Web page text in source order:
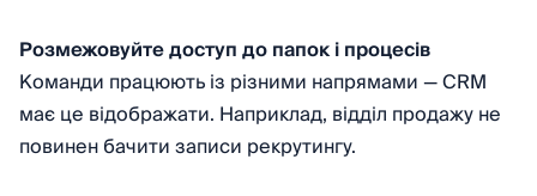
Розмежовуйте доступ до папок і процесів
Команди працюють із різними напрямами — CRM
має це відображати. Наприклад, відділ продажу не
повинен бачити записи рекрутингу.